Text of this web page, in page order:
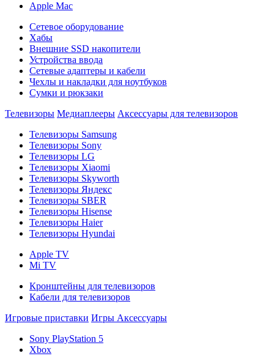
Apple Mac
Сетевое оборудование
Хабы
Внешние SSD накопители
Устройства ввода
Сетевые адаптеры и кабели
Чехлы и накладки для ноутбуков
Сумки и рюкзаки
Телевизоры Медиаплееры Аксессуары для телевизоров
Телевизоры Samsung
Телевизоры Sony
Телевизоры LG
Телевизоры Xiaomi
Телевизоры Skyworth
Телевизоры Яндекс
Телевизоры SBER
Телевизоры Hisense
Телевизоры Haier
Телевизоры Hyundai
Apple TV
Mi TV
Кронштейны для телевизоров
Кабели для телевизоров
Игровые приставки Игры Аксессуары
Sony PlayStation 5
Xbox